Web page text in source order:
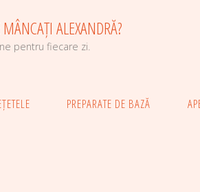
ALEXANDRĂ?
pentru fiecare zi.
PREPARATE DE BAZĂ